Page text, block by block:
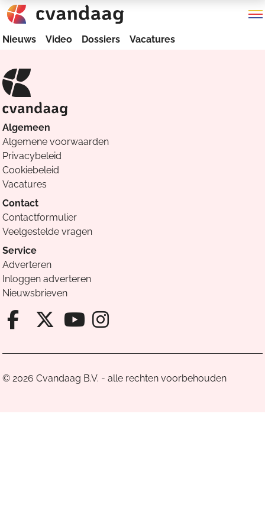
Nieuws Video Dossiers Vacatures
Algemeen
Algemene voorwaarden
Privacybeleid
Cookiebeleid
Vacatures
Contact
Contactformulier
Veelgestelde vragen
Service
Adverteren
Inloggen adverteren
Nieuwsbrieven
Facebook van Cvandaag
X van Cvandaag
Instagram van
© 2026 Cvandaag B.V. - alle rechten voorbehouden